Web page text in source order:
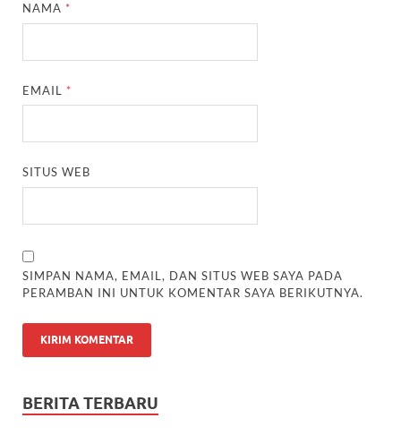
NAMA *
EMAIL *
SITUS WEB
SIMPAN NAMA, EMAIL, DAN SITUS WEB SAYA PADA
PERAMBAN INI UNTUK KOMENTAR SAYA BERIKUTNYA.
BERITA TERBARU